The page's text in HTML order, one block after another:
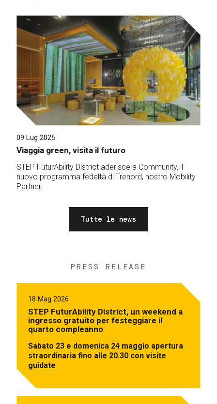
09 Lug 2025
Viaggia green, visita il futuro
STEP FuturAbility District aderisce a Community, il
nuovo programma fedeltà di Trenord, nostro Mobility
Partner.
Tutte le news
PRESS RELEASE
18 Mag 2026
STEP FuturAbility District, un weekend a
ingresso gratuito per festeggiare il
quarto compleanno
Sabato 23 e domenica 24 maggio apertura
straordinaria fino alle 20.30 con visite
guidate